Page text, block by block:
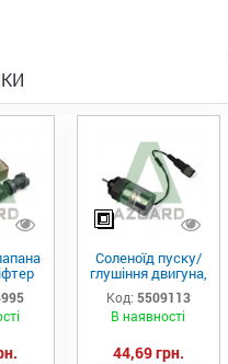
Соленоїд пуску/
глушіння двигуна,
актуатор (550-
9113)
Код: 5509113
В наявності
44,69 грн.